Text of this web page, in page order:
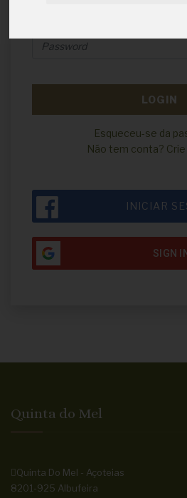
LOGIN
Esqueceu-se da
Não tem conta? Crie
INICIAR
SIGN IN
Quinta do Mel
Quinta Do Mel - Açoteias
8201-925 Albufeira